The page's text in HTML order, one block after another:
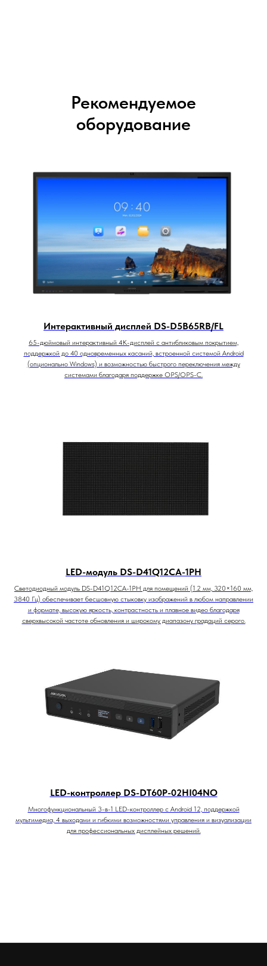
Рекомендуемое
оборудование
Интерактивный дисплей DS-D5B65RB/FL
65-дюймовый интерактивный 4K-дисплей с антибликовым покрытием,
поддержкой до 40 одновременных касаний, встроенной системой Android
(опционально Windows) и возможностью быстрого переключения между
системами благодаря поддержке OPS/OPS-C.
LED-модуль DS-D41Q12CA-1PH
Светодиодный модуль DS-D41Q12CA-1PH для помещений (1.2 мм, 320×160 мм,
3840 Гц) обеспечивает бесшовную стыковку изображений в любом направлении
и формате, высокую яркость, контрастность и плавное видео благодаря
сверхвысокой частоте обновления и широкому диапазону градаций серого.
LED-контроллер DS-DT60P-02HI04NO
Многофункциональный 3-в-1 LED-контроллер с Android 12, поддержкой
мультимедиа, 4 выходами и гибкими возможностями управления и визуализации
для профессиональных дисплейных решений.